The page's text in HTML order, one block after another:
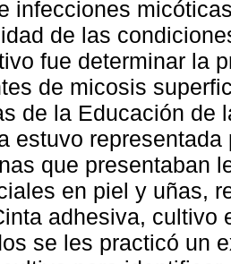
infecciones
de las
fue determinar la
de micosis
de la Educación de
estuvo
que presentaban
en piel y uñas,
adhesiva, cultivo
se les practicó un